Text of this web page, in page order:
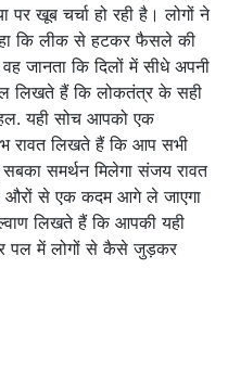
पर खूब चर्चा हो रही है। लोगों ने
कि लीक से हटकर फैसले की
वह जानता कि दिलों में सीधे अपनी
लिखते हैं कि लोकतंत्र के सही
यही सोच आपको एक
रावत लिखते हैं कि आप सभी
सबका समर्थन मिलेगा संजय रावत
औरों से एक कदम आगे ले जाएगा
लिखते हैं कि आपकी यही
हर पल में लोगों से कैसे जुड़कर